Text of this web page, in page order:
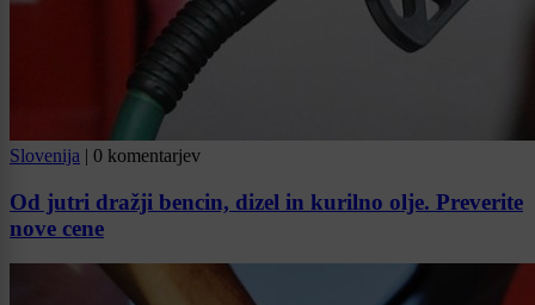
Slovenija | 0 komentarjev
Od jutri dražji bencin, dizel in kurilno olje. Preverite
nove cene